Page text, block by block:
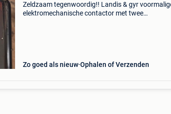
Zeldzaam tegenwoordig!! Landis & gyr
elektromechanische contactor met twee
Zo goed als nieuw Ophalen of Verzenden